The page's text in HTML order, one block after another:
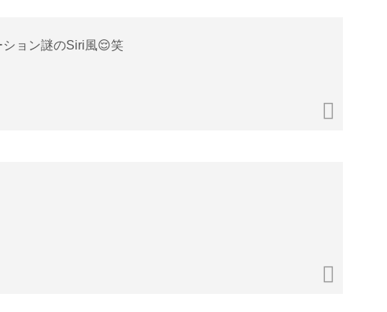
ョン謎のSiri風😌笑